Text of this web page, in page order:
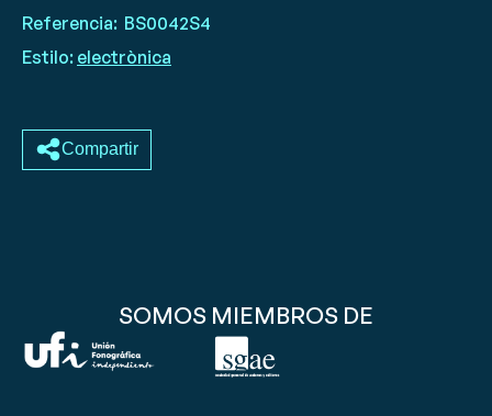
Referencia: BS0042S4
Estilo: electrònica
Compartir
SOMOS MIEMBROS DE